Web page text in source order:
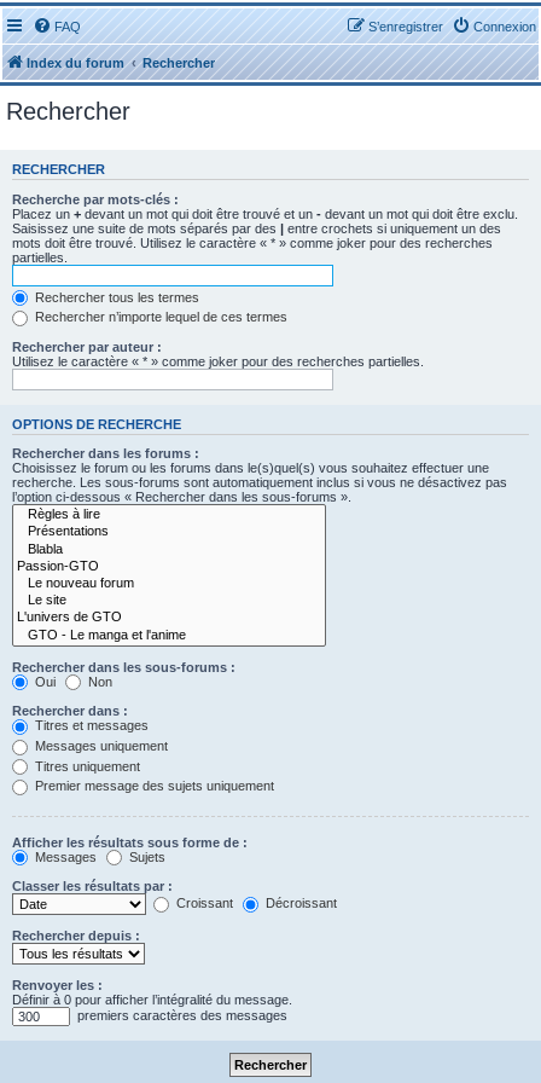
FAQ Connexion
S’enregistrer
Index du forum Rechercher
Rechercher
RECHERCHER
Recherche par mots-clés :
Placez un + devant un mot qui doit être trouvé et un - devant un mot qui doit être exclu.
Saisissez une suite de mots séparés par des | entre crochets si uniquement un des
mots doit être trouvé. Utilisez le caractère « * » comme joker pour des recherches
partielles.
Rechercher tous les termes
Rechercher n’importe lequel de ces termes
Rechercher par auteur :
Utilisez le caractère « * » comme joker pour des recherches partielles.
OPTIONS DE RECHERCHE
Rechercher dans les forums :
Choisissez le forum ou les forums dans le(s)quel(s) vous souhaitez effectuer une
recherche. Les sous-forums sont automatiquement inclus si vous ne désactivez pas
l’option ci-dessous « Rechercher dans les sous-forums ».
Rechercher dans les sous-forums :
Oui
Non
Rechercher dans :
Titres et messages
Messages uniquement
Titres uniquement
Premier message des sujets uniquement
Afficher les résultats sous forme de :
Messages
Sujets
Classer les résultats par :
Croissant
Décroissant
Rechercher depuis :
Renvoyer les :
Définir à 0 pour afficher l’intégralité du message.
premiers caractères des messages